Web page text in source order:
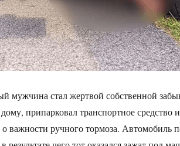
мужчина стал жертвой собственной
припарковал транспортное средство
важности ручного тормоза. Автомобиль